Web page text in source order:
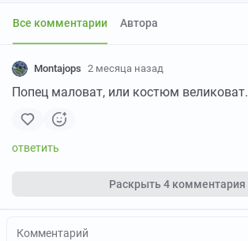
Все комментарии Автора
Montajops 2 месяца назад
Попец маловат, или костюм великоват.
Раскрыть4 комментария